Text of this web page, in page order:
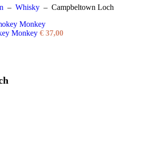
– Whisky – Campbeltown Loch
Monkey € 37,00